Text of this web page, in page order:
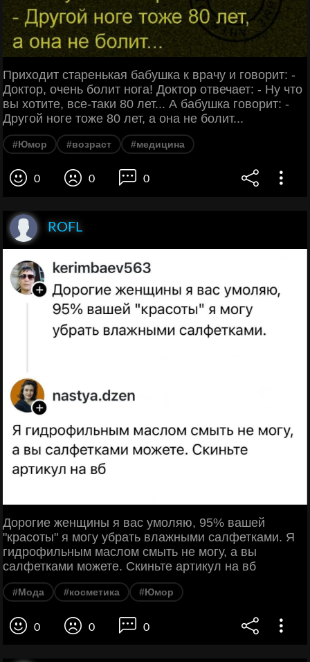
Приходит старенькая бабушка к врачу и говорит: -
Доктор, очень болит нога! Доктор отвечает: - Ну что
вы хотите, все-таки 80 лет... А бабушка говорит: -
Другой ноге тоже 80 лет, а она не болит...
#Юмор #возраст #медицина
0 0 0
ROFL
Дорогие женщины я вас умоляю, 95% вашей
"красоты" я могу убрать влажными салфетками. Я
гидрофильным маслом смыть не могу, а вы
салфетками можете. Скиньте артикул на вб
#Мода #косметика #Юмор
0 0 0